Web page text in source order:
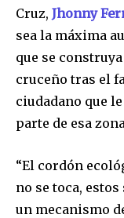
Cruz, Jhonny
sea la máxima
que se
cruceño tras el
ciudadano que
parte de esa
“El cordón
no se toca,
un mecanismo